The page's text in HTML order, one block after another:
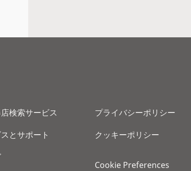
検索サービス
とサポート
プライバシーポリシー
クッキーポリシー
Cookie Preferences